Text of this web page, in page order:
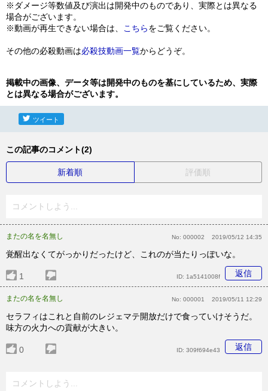
※ダメージ等数値及び演出は開発中のものであり、実際とは異なる
場合がございます。
※動画が再生できない場合は、
こちらをご覧ください。
その他の必殺動画は必殺技動画一覧からどうぞ。
掲載中の画像、データ等は開発中のものを基にしているため、実際
とは異なる場合がございます。
ツイート
この記事のコメント(2)
新着順 評価順
コメントしよう...
またの名を名無し No: 000002 2019/05/12 14:35
覚醒出なくてがっかりだったけど、これのが当たりっぽいな。
1 返信
ID: 1a5141008f
またの名を名無し No: 000001 2019/05/11 12:29
セラフィはこれと自前のレジェマテ開放だけで食っていけそうだ。
味方の火力への貢献が大きい。
0 返信
ID: 309f694e43
コメントしよう...